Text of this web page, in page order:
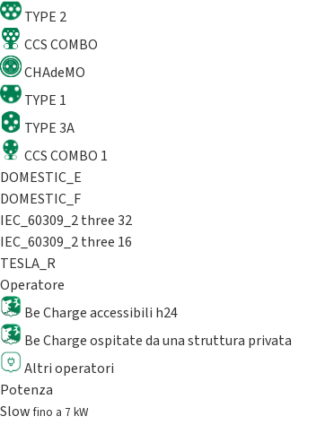
TYPE 2
CCS COMBO
CHAdeMO
TYPE 1
TYPE 3A
CCS COMBO 1
DOMESTIC_E
DOMESTIC_F
IEC_60309_2 three 32
IEC_60309_2 three 16
TESLA_R
Operatore
Be Charge accessibili h24
Be Charge ospitate da una struttura privata
Altri operatori
Potenza
Slowfino a 7 kW